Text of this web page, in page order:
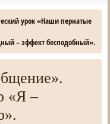
урок «Наши пернатые
– эффект бесподобный».
«Я –